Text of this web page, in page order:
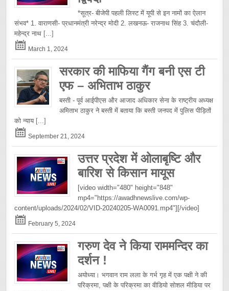
*सूत्र- बीजेपी पहली लिस्ट में यूपी से इन नामों का ऐलान
संभव* 1. वाराणसी- प्रधानमंत्री नरेन्द्र मोदी 2. लखनऊ- राजनाथ सिंह 3. चंदौली-
महेन्द्र नाथ [...]
March 1, 2024
सरकार की माफिया गैंग बनी एस टी
एफ – अभिताभ ठाकुर
बस्ती - पूर्व आईपीएस और आजाद अधिकार सेना के राष्ट्रीय अध्यक्ष
अमिताभ ठाकुर ने बस्ती में बताया कि बस्ती जनपद में पुलिस पीड़ितों
को न्याय [...]
September 21, 2024
उत्तर प्रदेश में ओलाबृष्टि और
बारिश से किसान मायूस
[video width="480" height="848"
mp4="https://awadhnewslive.com/wp-
content/uploads/2024/02/VID-20240205-WA0091.mp4"][/video]
February 5, 2024
गरुण देव ने किया राममन्दिर का
दर्शन !
अयोध्या। भगवान राम लला के गर्भ गृह में एक पक्षी ने की
परिक्रमा, पक्षी के परिक्रमा का वीडियो सोशल मीडिया पर